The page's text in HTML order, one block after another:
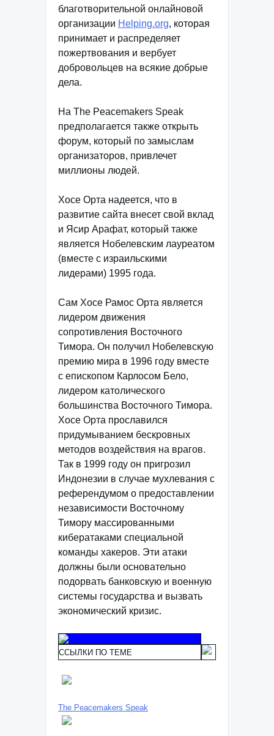
благотворительной онлайновой
организации Helping.org, которая
принимает и распределяет
пожертвования и вербует
добровольцев на всякие добрые
дела.
На The Peacemakers Speak
предполагается также открыть
форум, который по замыслам
организаторов, привлечет
миллионы людей.
Хосе Орта надеется, что в
развитие сайта внесет свой вклад
и Ясир Арафат, который также
является Нобелевским лауреатом
(вместе с израильскими
лидерами) 1995 года.
Сам Хосе Рамос Орта является
лидером движения
сопротивления Восточного
Тимора. Он получил Нобелевскую
премию мира в 1996 году вместе
с епископом Карлосом Бело,
лидером католического
большинства Восточного Тимора.
Хосе Орта прославился
придумыванием бескровных
методов воздействия на врагов.
Так в 1999 году он пригрозил
Индонезии в случае мухлевания с
референдумом о предоставлении
независимости Восточному
Тимору массированными
кибератаками специальной
команды хакеров. Эти атаки
должны были основательно
подорвать банковскую и военную
системы государства и вызвать
экономический кризис.
ССЫЛКИ ПО ТЕМЕ
The Peacemakers Speak